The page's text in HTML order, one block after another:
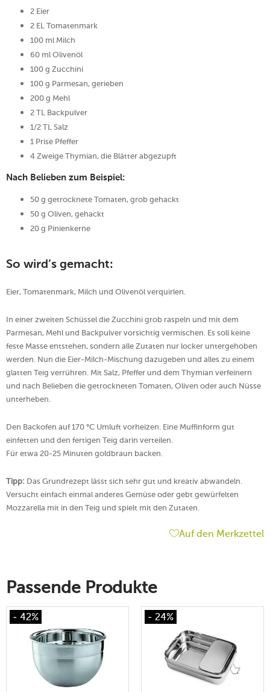
2 Eier
2 EL Tomatenmark
100 ml Milch
60 ml Olivenöl
100 g Zucchini
100 g Parmesan, gerieben
200 g Mehl
2 TL Backpulver
1/2 TL Salz
1 Prise Pfeffer
4 Zweige Thymian, die Blätter abgezupft
Nach Belieben zum Beispiel:
50 g getrocknete Tomaten, grob gehackt
50 g Oliven, gehackt
20 g Pinienkerne
So wird’s gemacht:
Eier, Tomatenmark, Milch und Olivenöl verquirlen.
In einer zweiten Schüssel die Zucchini grob raspeln und mit dem
Parmesan, Mehl und Backpulver vorsichtig vermischen. Es soll keine
feste Masse entstehen, sondern alle Zutaten nur locker untergehoben
werden. Nun die Eier-Milch-Mischung dazugeben und alles zu einem
glatten Teig verrühren. Mit Salz, Pfeffer und dem Thymian verfeinern
und nach Belieben die getrockneten Tomaten, Oliven oder auch Nüsse
unterheben.
Den Backofen auf 170 °C Umluft vorheizen. Eine Muffinform gut
einfetten und den fertigen Teig darin verteilen.
Für etwa 20-25 Minuten goldbraun backen.
Tipp: Das Grundrezept lässt sich sehr gut und kreativ abwandeln.
Versucht einfach einmal anderes Gemüse oder gebt gewürfelten
Mozzarella mit in den Teig und spielt mit den Zutaten.
Auf den Merkzettel
Passende Produkte
- 42% - 24%